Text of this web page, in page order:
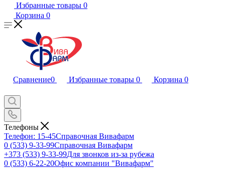
Избранные товары 0
Корзина 0
Сравнение0 Избранные товары 0 Корзина 0
Телефоны
Телефон: 15-45Справочная Вивафарм
0 (533) 9-33-99Справочная Вивафарм
+373 (533) 9-33-99Для звонков из-за рубежа
0 (533) 6-22-20Офис компании "Вивафарм"